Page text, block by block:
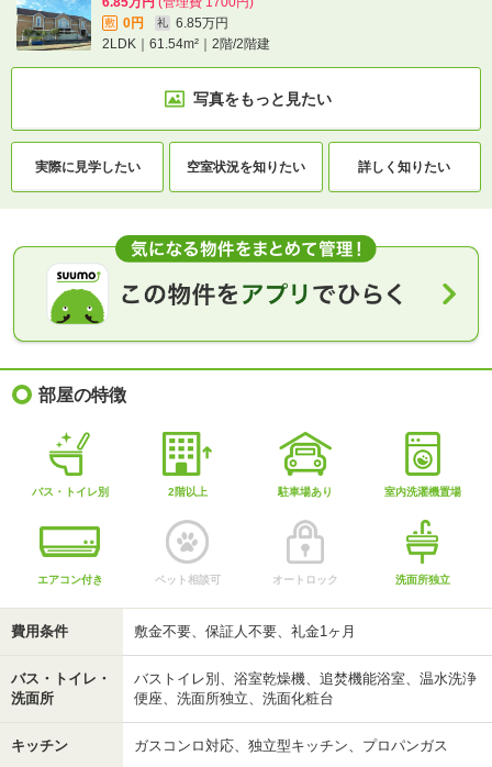
敷 0円 礼
6.85万円
2LDK｜61.54m²｜2階/2階建
写真をもっと見たい
実際に見学したい 空室状況を知りたい 詳しく知りたい
部屋の特徴
バス・トイレ別 2階以上 駐車場あり 室内洗濯機置場
エアコン付き ペット相談可 オートロック 洗面所独立
費用条件 敷金不要、保証人不要、礼金1ヶ月
バス・トイレ・
洗面所
バストイレ別、浴室乾燥機、追焚機能浴室、温水洗浄
便座、洗面所独立、洗面化粧台
キッチン ガスコンロ対応、独立型キッチン、プロパンガス